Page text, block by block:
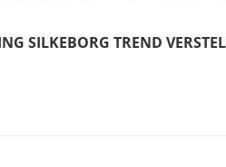
SILKEBORG TREND